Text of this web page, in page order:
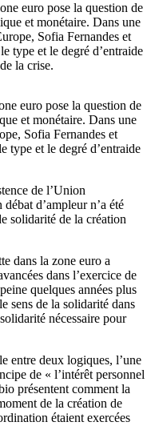
euro pose la question de
et monétaire. Dans une
Sofia Fernandes et
type et le degré d’entraide
la crise.
euro pose la question de
et monétaire. Dans une
Sofia Fernandes et
type et le degré d’entraide
de l’Union
d’ampleur n’a été
solidarité de la création
dans la zone euro a
dans l’exercice de
quelques années plus
sens de la solidarité dans
nécessaire pour
entre deux logiques, l’une
de « l’intérêt personnel
présentent comment la
de la création de
étaient exercées